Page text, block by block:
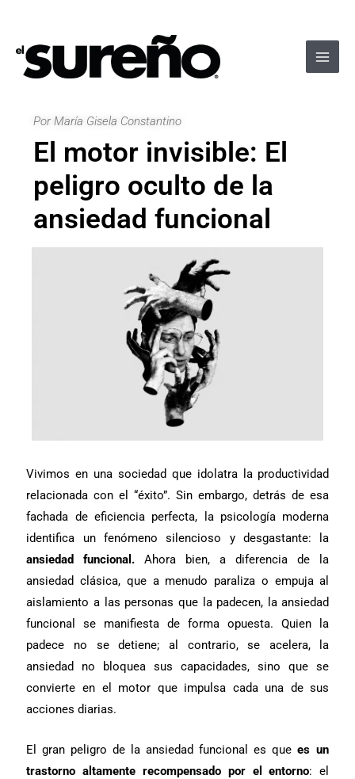
contenido
Por María Gisela Constantino
El motor invisible: El
peligro oculto de la
ansiedad funcional
Vivimos en una sociedad que idolatra la productividad
relacionada con el “éxito”. Sin embargo, detrás de esa
fachada de eficiencia perfecta, la psicología moderna
identifica un fenómeno silencioso y desgastante: la
ansiedad funcional.Ahora bien, a
diferencia de la
ansiedad clásica, que a menudo paraliza o empuja al
aislamiento a las personas que la padecen, la ansiedad
funcional se manifiesta de forma opuesta. Quien la
padece no se detiene; al contrario, se acelera, la
ansiedad no bloquea sus capacidades, sino que se
convierte en el motor que impulsa cada una de sus
acciones diarias.
El gran peligro de la ansiedad funcional es quees un
trastorno altamente recompensado por el entorno: el
entradas